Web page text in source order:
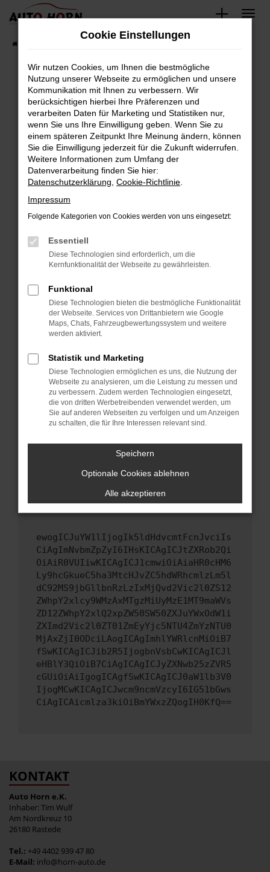
Zum
springen
Fahrzeugbestand
Fehler: Network Error
Beim Laden ist ein Fehler aufgetreten.
Hier sind ein paar Tipps, die dir helfen können:
Überprüfe deine Firewall und deine
Internetverbindung.
Laden andere Webseiten, zum Beispiel deine
Suchmaschine?
Prüfe deine Browsererweiterungen.
können das Laden bestimmter Seiten
verhindern. Funktioniert die Seite in einem
anderen Browser oder in einem privaten
Starte dein Gerät neu.
Das kann manchmal helfen, vorübergehende
Probleme zu beheben.
Betriebssystem auf dem neuesten Stand
sind.
Veraltete Software birgt nicht nur ein
Sicherheitsrisiko, sondern kann auch dazu
führen, dass bestimmte Funktionen nicht mehr
unterstützt werden.
Wende dich an den Webseitenbetreiber.
Wenn du alle oben genannten Schritte versucht
hast, kontaktiere uns bitte. Wir werden
versuchen, das Problem zu beheben. Du kannst
uns diesen Text schicken, um uns bei der
ewogICJuYW1lIjogIk5ldHdvcmtFcnJvciIs
CiAgImNvbmZpZyI6IHsKICAgICJtZXRob2Qi
OiAiR0VUIiwKICAgICJ1cmwiOiAiaHR0cHM6
Ly9hcGkueC5ha3MtcHJvZC5hdWRhcmlzLm5l
dC92MS9jbGllbnRzLzIxMjQvd2Vic2l0ZS12
ZWhpY2xlcy9WMzAxMTgzMiUyMzE1MT9maWVs
ZD12ZWhpY2xlQ2xpZW50SW50ZXJuYWxOdW1i
ZXImd2Vic2l0ZT01ZmEyYjc5NTU4ZmYzNTU0
MjAxZjI0ODciLAogICAgImhlYWRlcnMiOiB7
fSwKICAgICJib2R5IjogbnVsbCwKICAgICJl
eHBlY3QiOiB7CiAgICAgICJyZXNwb25zZVR5
cGUiOiAiIgogICAgfSwKICAgICJ0aW1lb3V0
IjogMCwKICAgICJwcm9ncmVzcyI6IG51bGws
CiAgICAicmlza3kiOiBmYWxzZQogIH0KfQ==
KONTAKT
Auto Horn e.K.
Inhaber: Tim Wulf
Am Nordkreuz 10
26180 Rastede
Tel.: +49 4402 939 47 80
E-Mail: info@horn-auto.de
Cookie Einstellungen
Wir nutzen Cookies, um Ihnen die bestmögliche
Nutzung unserer Webseite zu ermöglichen und unsere
Kommunikation mit Ihnen zu verbessern. Wir
berücksichtigen hierbei Ihre Präferenzen und
verarbeiten Daten für Marketing und Statistiken nur,
wenn Sie uns Ihre Einwilligung geben. Wenn Sie zu
einem späteren Zeitpunkt Ihre Meinung ändern, können
Sie die Einwilligung jederzeit für die Zukunft widerrufen.
Weitere Informationen zum Umfang der
Datenverarbeitung finden Sie hier:
Datenschutzerklärung Cookie-Richtlinie
Impressum
Folgende Kategorien von Cookies werden von uns eingesetzt:
Essentiell
Diese Technologien sind erforderlich, um die
Kernfunktionalität der Webseite zu gewährleisten.
Funktional
Diese Technologien bieten die bestmögliche Funktionalität
der Webseite. Services von Drittanbietern wie Google
Maps, Chats, Fahrzeugbewertungssystem und weitere
werden aktiviert.
Statistik und Marketing
Diese Technologien ermöglichen es uns, die Nutzung der
Webseite zu analysieren, um die Leistung zu messen und
zu verbessern. Zudem werden Technologien eingesetzt,
die von dritten Werbetreibenden verwendet werden, um
Sie auf anderen Webseiten zu verfolgen und um Anzeigen
zu schalten, die für Ihre Interessen relevant sind.
Speichern
Optionale Cookies ablehnen
Alle akzeptieren